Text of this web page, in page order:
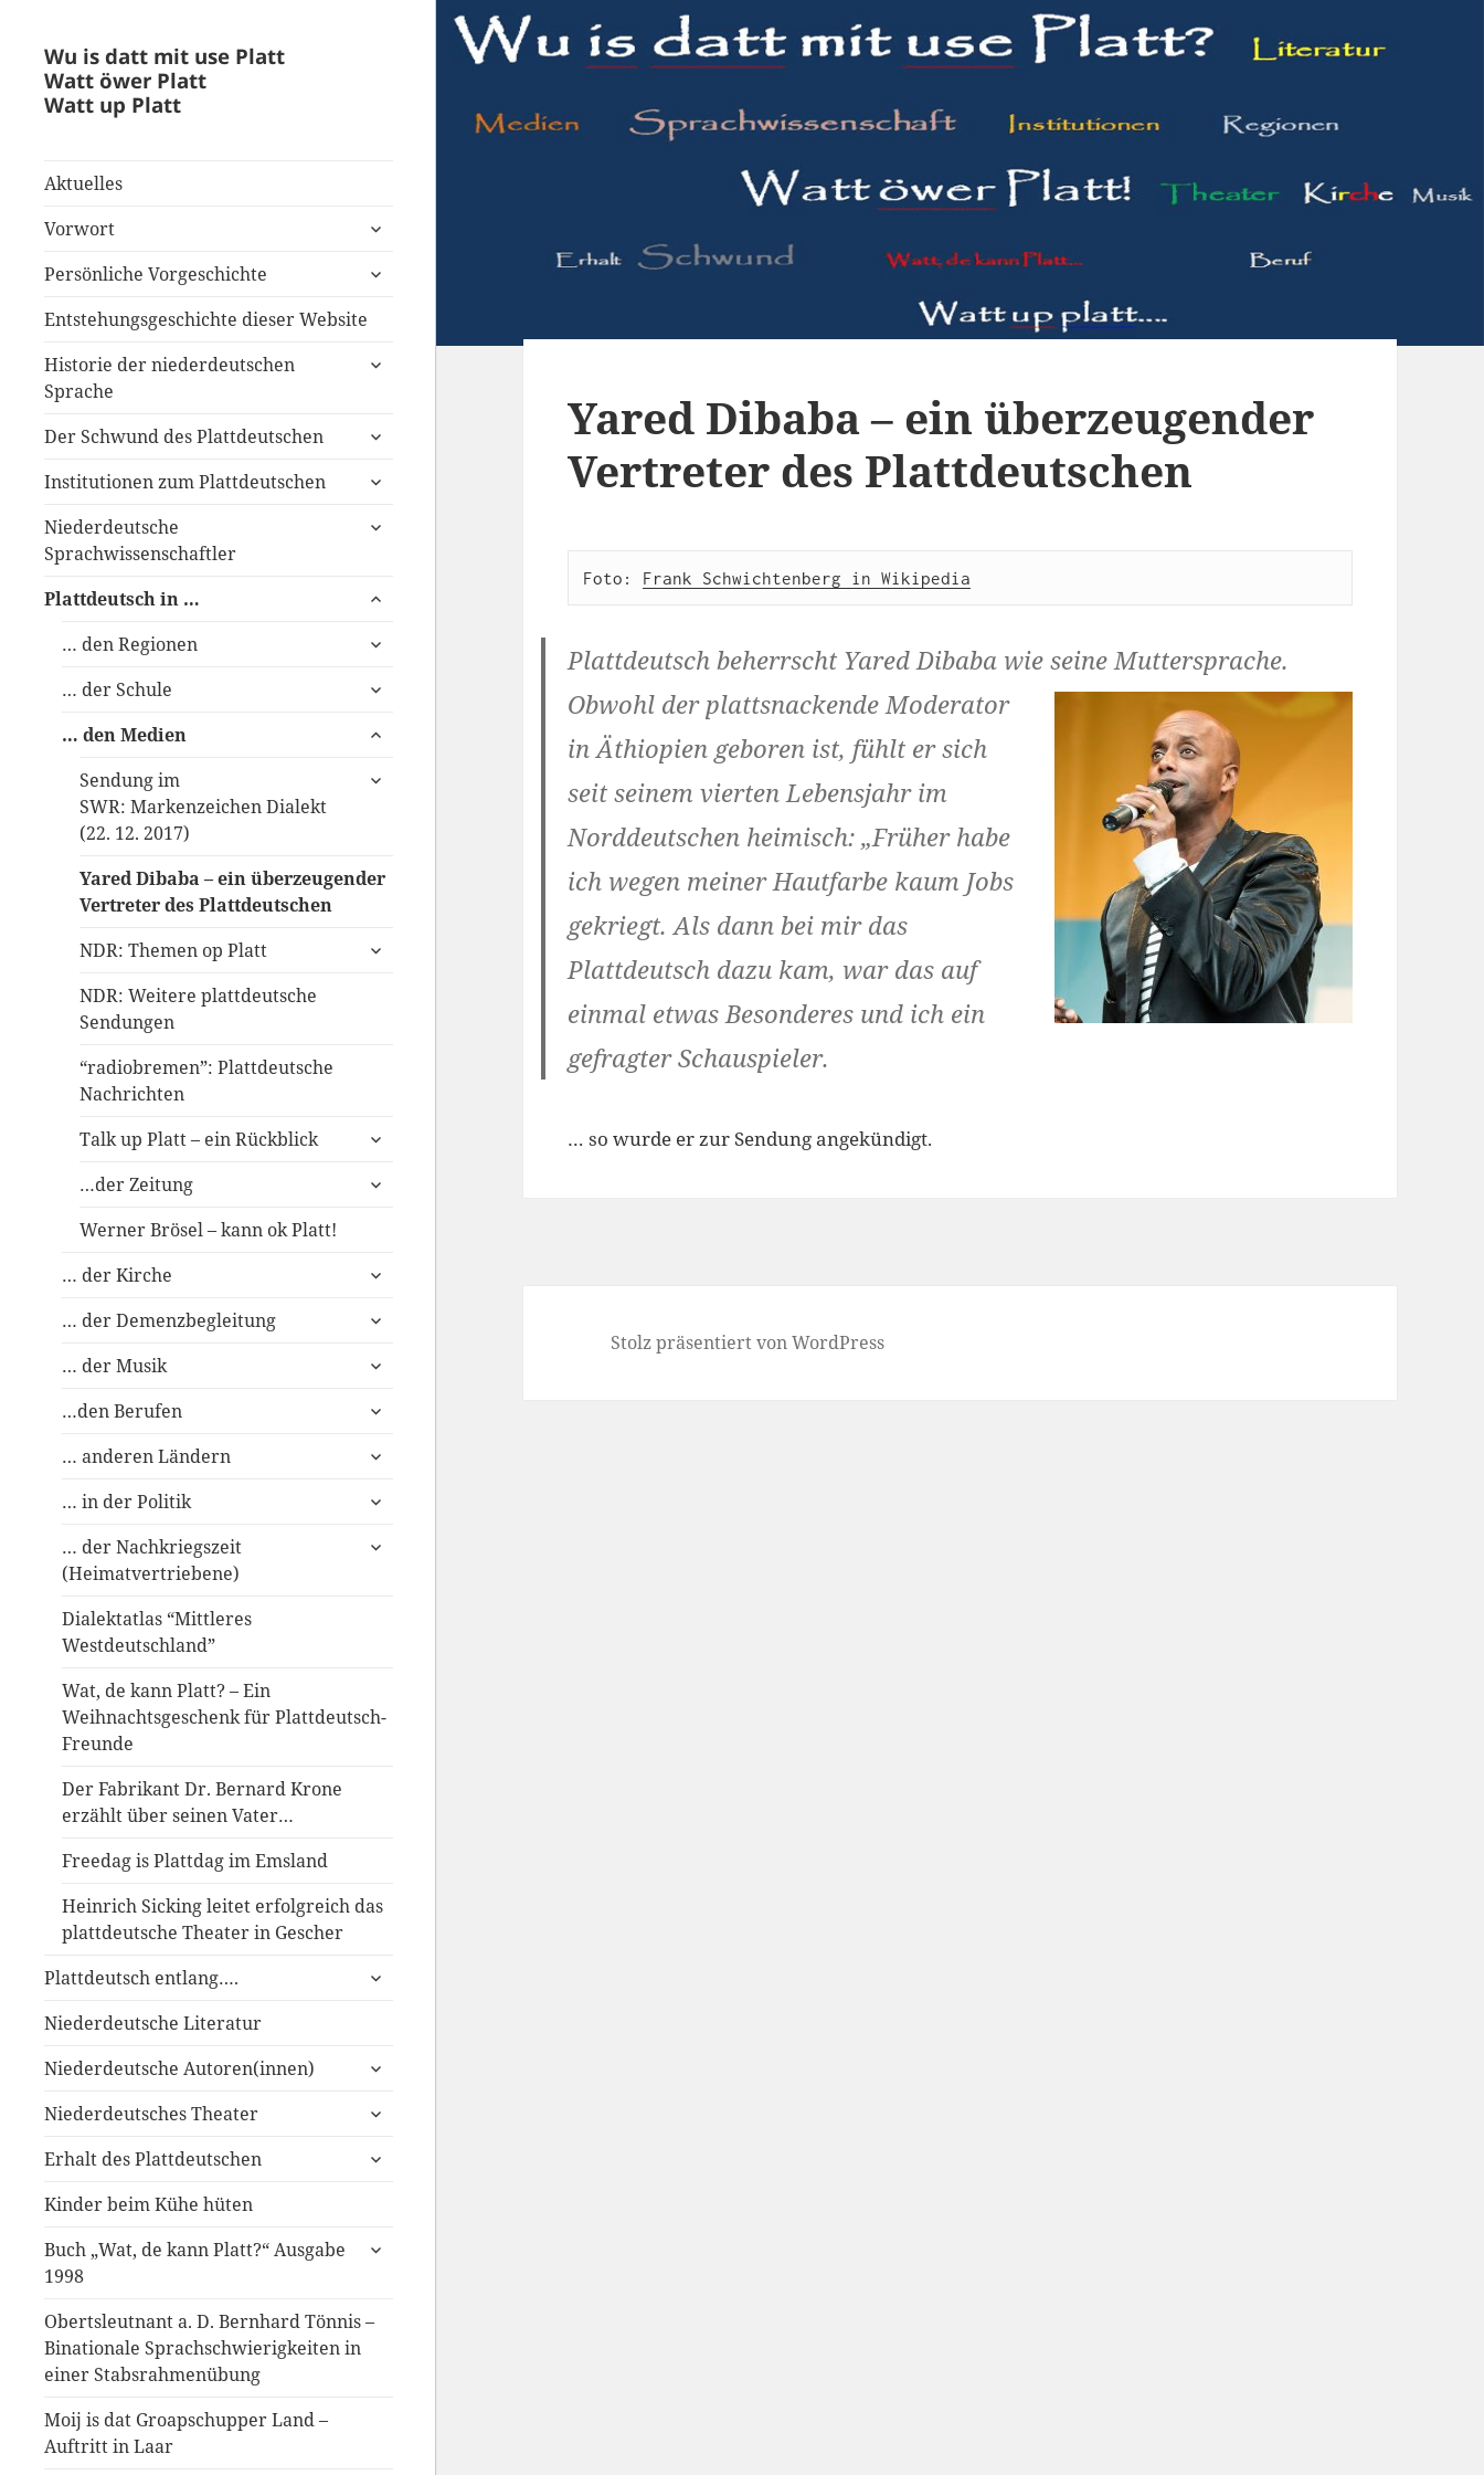
Wu is datt mit use Platt
Watt öwer Platt
Watt up Platt
Aktuelles
Vorwort
untermenü
Persönliche Vorgeschichte
untermenü
Entstehungsgeschichte dieser Website
Historie der niederdeutschen
Sprache
untermenü
Der Schwund des Plattdeutschen
untermenü
Institutionen zum Plattdeutschen
untermenü
Niederdeutsche
Sprachwissenschaftler
untermenü
Plattdeutsch in …
untermenü
… den Regionen
untermenü
… der Schule
untermenü
… den Medien
untermenü
Sendung im
SWR: Markenzeichen Dialekt
(22. 12. 2017)
untermenü
Yared Dibaba – ein überzeugender
Vertreter des Plattdeutschen
NDR: Themen op Platt
untermenü
NDR: Weitere plattdeutsche
Sendungen
“radiobremen”: Plattdeutsche
Nachrichten
Talk up Platt – ein Rückblick
untermenü
…der Zeitung
untermenü
Werner Brösel – kann ok Platt!
… der Kirche
untermenü
… der Demenzbegleitung
untermenü
… der Musik
untermenü
…den Berufen
untermenü
… anderen Ländern
untermenü
… in der Politik
untermenü
… der Nachkriegszeit
(Heimatvertriebene)
untermenü
Dialektatlas “Mittleres
Westdeutschland”
Wat, de kann Platt? – Ein
Weihnachtsgeschenk für Plattdeutsch-
Freunde
Der Fabrikant Dr. Bernard Krone
erzählt über seinen Vater…
Freedag is Plattdag im Emsland
Heinrich Sicking leitet erfolgreich das
plattdeutsche Theater in Gescher
Plattdeutsch entlang….
untermenü
Niederdeutsche Literatur
Niederdeutsche Autoren(innen)
untermenü
Niederdeutsches Theater
untermenü
Erhalt des Plattdeutschen
untermenü
Kinder beim Kühe hüten
Buch „Wat, de kann Platt?“ Ausgabe
1998
untermenü
Obertsleutnant a. D. Bernhard Tönnis –
Binationale Sprachschwierigkeiten in
einer Stabsrahmenübung
Moij is dat Groapschupper Land –
Auftritt in Laar
Yared Dibaba – ein überzeugender
Vertreter des Plattdeutschen
Foto: Frank Schwichtenberg in Wikipedia
Plattdeutsch beherrscht Yared Dibaba wie seine Muttersprache.
Obwohl der plattsnackende Moderator
in Äthiopien geboren ist, fühlt er sich
seit seinem vierten Lebensjahr im
Norddeutschen heimisch: „Früher habe
ich wegen meiner Hautfarbe kaum Jobs
gekriegt. Als dann bei mir das
Plattdeutsch dazu kam, war das auf
einmal etwas Besonderes und ich ein
gefragter Schauspieler.
… so wurde er zur Sendung angekündigt.
Stolz präsentiert von WordPress